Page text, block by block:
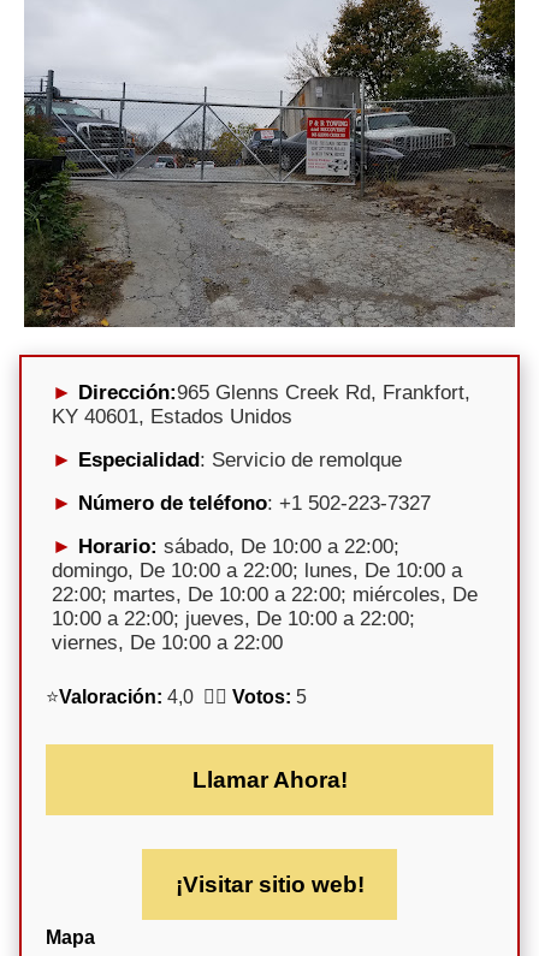
Dirección:965 Glenns Creek Rd, Frankfort,
KY 40601, Estados Unidos
Especialidad: Servicio de remolque
Número de teléfono: +1 502-223-7327
Horario: sábado, De 10:00 a 22:00;
domingo, De 10:00 a 22:00; lunes, De 10:00 a
22:00; martes, De 10:00 a 22:00; miércoles, De
10:00 a 22:00; jueves, De 10:00 a 22:00;
viernes, De 10:00 a 22:00
⭐Valoración: 4,0 🕵️‍♀️ Votos: 5
Llamar Ahora!
¡Visitar sitio web!
Mapa